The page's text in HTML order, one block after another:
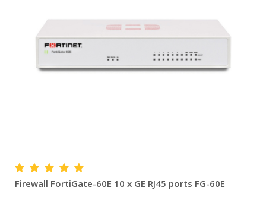
Firewall FortiGate-60E 10 x GE RJ45 ports FG-60E